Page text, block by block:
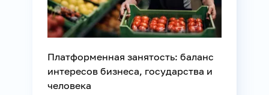
Платформенная занятость: баланс
интересов бизнеса, государства и
человека